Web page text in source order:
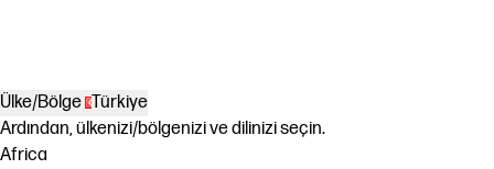
Ülke/Bölge Türkiye
Ardından, ülkenizi/bölgenizi ve dilinizi seçin.
Africa